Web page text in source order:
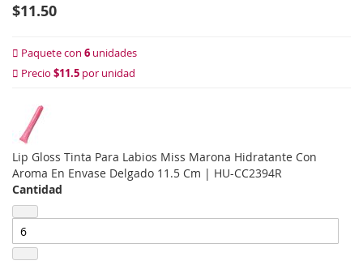
$11.50
Paquete con 6 unidades
Precio $11.5 por unidad
Lip Gloss Tinta Para Labios Miss Marona Hidratante Con
Aroma En Envase Delgado 11.5 Cm | HU-CC2394R
Cantidad